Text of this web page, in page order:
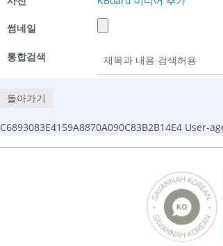
썸네일
통합검색
돌아가기
C6893083E4159A8870A090C83B2B14E4 User-
Skip